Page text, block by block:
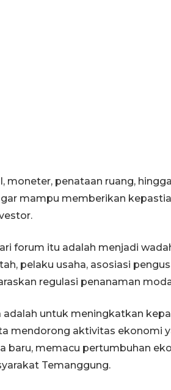
moneter, penataan ruang,
mampu memberikan
forum itu adalah menjadi
pelaku usaha, asosiasi
regulasi penanaman
untuk meningkatkan
mendorong aktivitas ekonomi
baru, memacu pertumbuhan
Temanggung.
Kemarau
Waduk
menyusut
27 July 2026 20:07